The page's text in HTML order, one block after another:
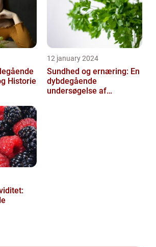
Historie
12 january 2024
Sundhed og ernæring: En
dybdegående
undersøgelse af